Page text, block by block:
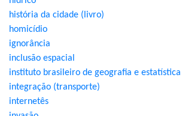
história da cidade (livro)
homicídio
ignorância
inclusão espacial
instituto brasileiro de geografia e
integração (transporte)
internetês